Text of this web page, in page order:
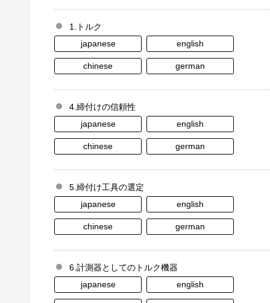
1.トルク
japanese
english
chinese german
4.締付けの信頼性
japanese
english
chinese german
5.締付け工具の選定
japanese
english
chinese german
6.計測器としてのトルク機器
japanese
english